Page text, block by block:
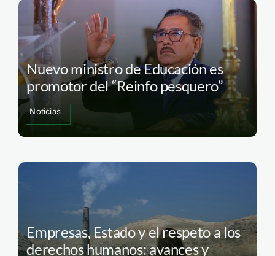
Nuevo ministro de Educación es
promotor del “Reinfo pesquero”
Noticias
Empresas, Estado y el respeto a los
derechos humanos: avances y